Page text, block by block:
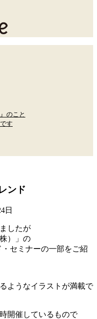
のこと
す
ンド
日
したが
）」の
セミナーの一部をご紹
ようなイラストが満載で
開催しているもので